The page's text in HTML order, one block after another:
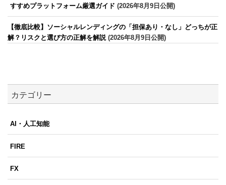
すすめプラットフォーム厳選ガイド (2026年8月9日公開)
【徹底比較】ソーシャルレンディングの「担保あり・なし」どっちが正
解？リスクと選び方の正解を解説(2026年8月9日公開)
カテゴリー
AI・人工知能
FIRE
FX